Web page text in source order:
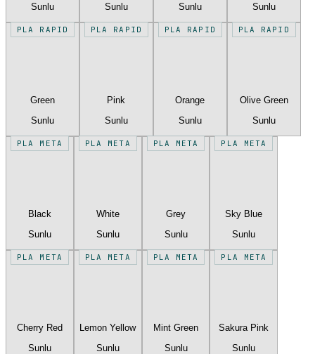
Sunlu
Sunlu
Sunlu
Sunlu
PLA RAPID
Green
Sunlu
PLA RAPID
Pink
Sunlu
PLA RAPID
Orange
Sunlu
PLA RAPID
Olive Green
Sunlu
PLA META
Black
Sunlu
PLA META
White
Sunlu
PLA META
Grey
Sunlu
PLA META
Sky Blue
Sunlu
PLA META
Cherry Red
Sunlu
PLA META
Lemon Yellow
Sunlu
PLA META
Mint Green
Sunlu
PLA META
Sakura Pink
Sunlu